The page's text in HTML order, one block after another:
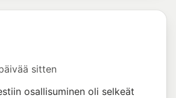
sitten
osallisuminen oli selkeät